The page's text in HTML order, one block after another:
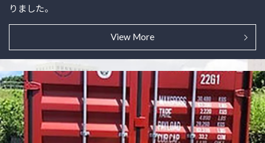
りました。
View More